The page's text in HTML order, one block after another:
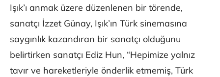
Işık’ı anmak üzere düzenlenen bir törende,
sanatçı İzzet Günay, Işık’ın Türk sinemasına
saygınlık kazandıran bir sanatçı olduğunu
belirtirken sanatçı Ediz Hun, “Hepimize yalnız
tavır ve hareketleriyle önderlik etmemiş, Türk